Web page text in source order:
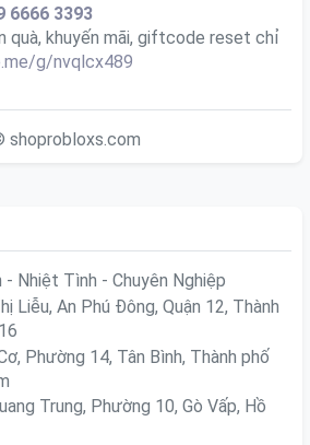
6666 3393
quà, khuyến mãi, giftcode reset chỉ
g/nvqlcx489
shoprobloxs.com
- Nhiệt Tình - Chuyên Nghiệp
Liễu, An Phú Đông, Quận 12, Thành
Phường 14, Tân Bình, Thành phố
Trung, Phường 10, Gò Vấp, Hồ